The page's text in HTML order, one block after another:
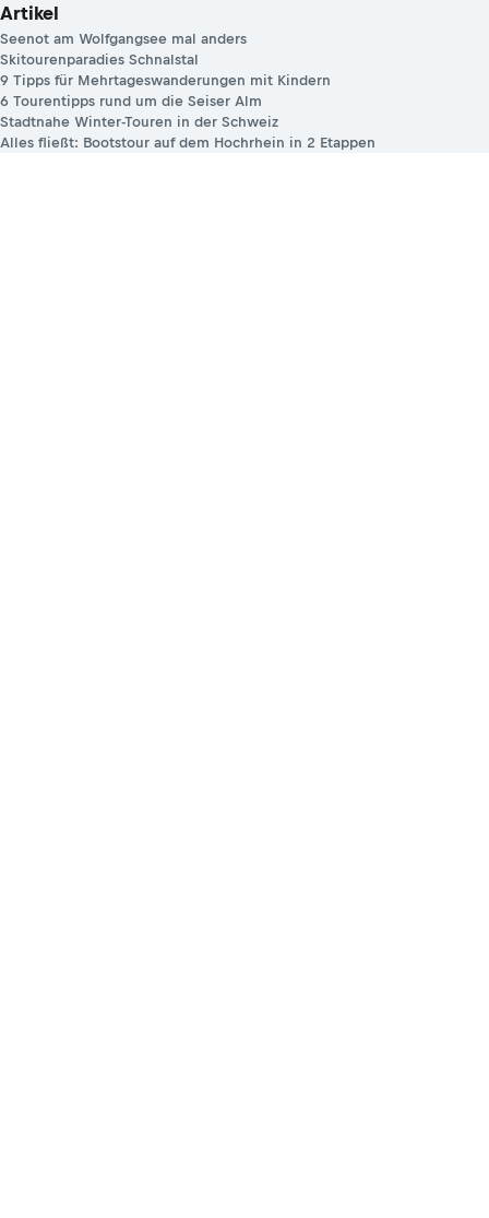
Artikel
Seenot am Wolfgangsee mal anders
Skitourenparadies Schnalstal
9 Tipps für Mehrtageswanderungen mit Kindern
6 Tourentipps rund um die Seiser Alm
Stadtnahe Winter-Touren in der Schweiz
Alles fließt: Bootstour auf dem Hochrhein in 2 Etappen